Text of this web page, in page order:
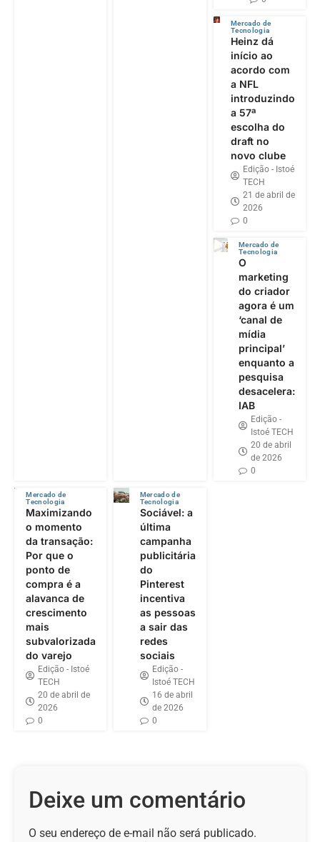
Mercado de
Tecnologia
Heinz dá
início ao
acordo com
a NFL
introduzindo
a 57ª
escolha do
draft no
novo clube
Edição - Istoé
TECH
21 de abril de
2026
0
Mercado de
Tecnologia
O
marketing
do criador
agora é um
‘canal de
mídia
principal’
enquanto a
pesquisa
desacelera:
IAB
Edição -
Istoé TECH
20 de abril
de 2026
0
Mercado de
Tecnologia
Maximizando
o momento
da transação:
Por que o
ponto de
compra é a
alavanca de
crescimento
mais
subvalorizada
do varejo
Edição - Istoé
TECH
20 de abril de
2026
0
Mercado de
Tecnologia
Sociável: a
última
campanha
publicitária
do
Pinterest
incentiva
as pessoas
a sair das
redes
sociais
Edição -
Istoé TECH
16 de abril
de 2026
0
Deixe um comentário
O seu endereço de e-mail não será publicado.